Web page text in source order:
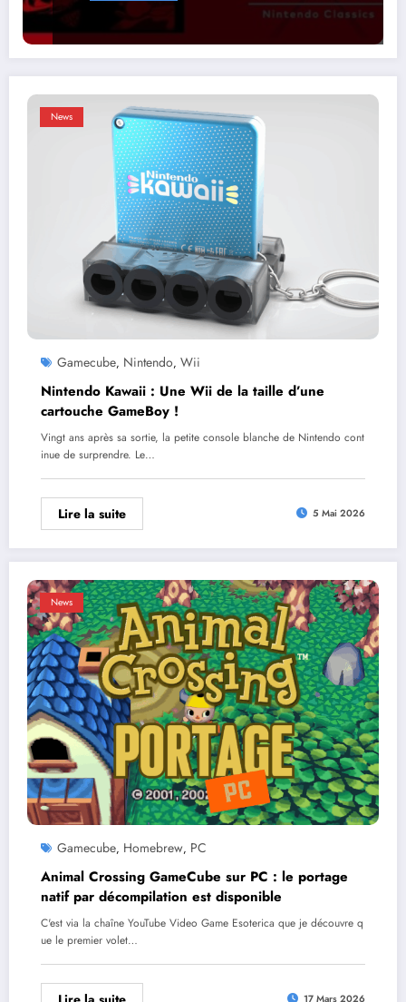
News
Gamecube, Nintendo, Wii
Nintendo Kawaii : Une Wii de la taille d’une
cartouche GameBoy !
Vingt ans après sa sortie, la petite console blanche de Nintendo cont
inue de surprendre. Le…
Lire la suite 5 Mai 2026
News
Gamecube, Homebrew, PC
Animal Crossing GameCube sur PC : le portage
natif par décompilation est disponible
C'est via la chaîne YouTube Video Game Esoterica que je découvre q
ue le premier volet…
17 Mars 2026